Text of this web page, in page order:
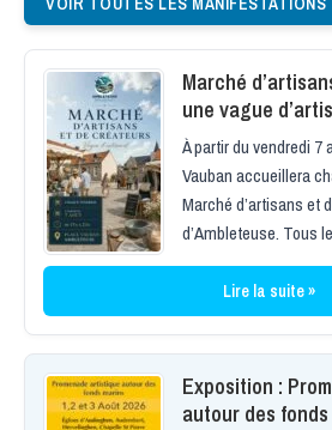
Marché
une vague
À partir du vendredi 7
Vauban accueillera
Marché d’artisans et
d’Ambleteuse. Tous
Lire la suite »
Exposition :
autour des